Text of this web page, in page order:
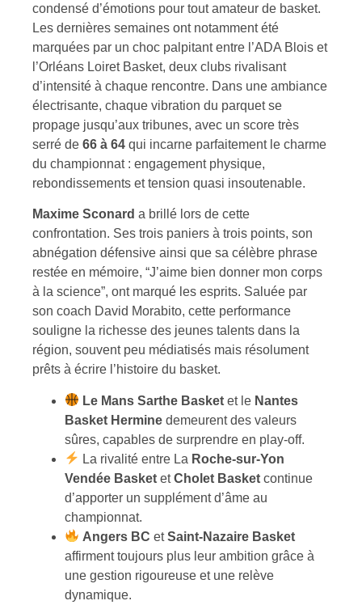
condensé d’émotions pour tout amateur de basket.
Les dernières semaines ont notamment été
marquées par un choc palpitant entre l’ADA Blois et
l’Orléans Loiret Basket, deux clubs rivalisant
d’intensité à chaque rencontre. Dans une ambiance
électrisante, chaque vibration du parquet se
propage jusqu’aux tribunes, avec un score très
serré de 66 à 64 qui incarne parfaitement le charme
du championnat : engagement physique,
rebondissements et tension quasi insoutenable.
Maxime Sconard a brillé lors de cette
confrontation. Ses trois paniers à trois points, son
abnégation défensive ainsi que sa célèbre phrase
restée en mémoire, “J’aime bien donner mon corps
à la science”, ont marqué les esprits. Saluée par
son coach David Morabito, cette performance
souligne la richesse des jeunes talents dans la
région, souvent peu médiatisés mais résolument
prêts à écrire l’histoire du basket.
Le Mans Sarthe Basket et le Nantes
Basket Hermine demeurent des valeurs
sûres, capables de surprendre en play-off.
La rivalité entre La Roche-sur-Yon
Vendée Basket etCholet Basket continue
d’apporter un supplément d’âme au
championnat.
Angers BC etSaint-Nazaire Basket
affirment toujours plus leur ambition grâce à
une gestion rigoureuse et une relève
dynamique.